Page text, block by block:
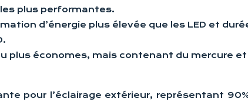
plus performantes.
d’énergie plus élevée que les LED et
économes, mais contenant du mercure et
pour l’éclairage extérieur, représentant